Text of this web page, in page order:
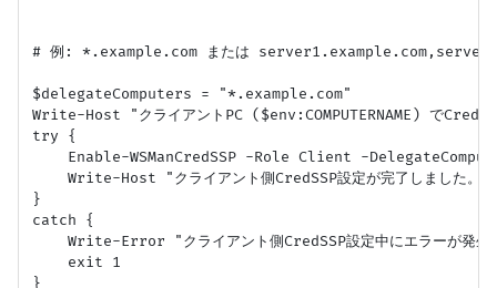
# 例: *.example.com または
$delegateComputers = "*.example.com"
Write-Host "クライアントPC ($env:COMPUTERNAME) で
try {
Enable-WSManCredSSP -Role Client -
Write-Host "クライアント側CredSSP設定が完了しました
}
catch {
Write-Error "クライアント側CredSSP設定中にエラーが発
    exit 1
}